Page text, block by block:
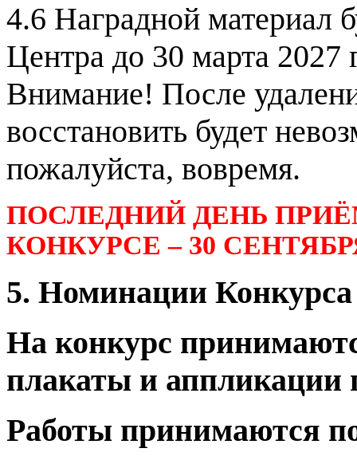
4.6 Наградной материал
Центра до 30 марта 2027
Внимание! После
восстановить будет
пожалуйста, вовремя.
ПОСЛЕДНИЙ ДЕНЬ
КОНКУРСЕ – 30 СЕНТЯБРЯ
5. Номинации Конкурса
На конкурс
плакаты и аппликации
Работы принимаются